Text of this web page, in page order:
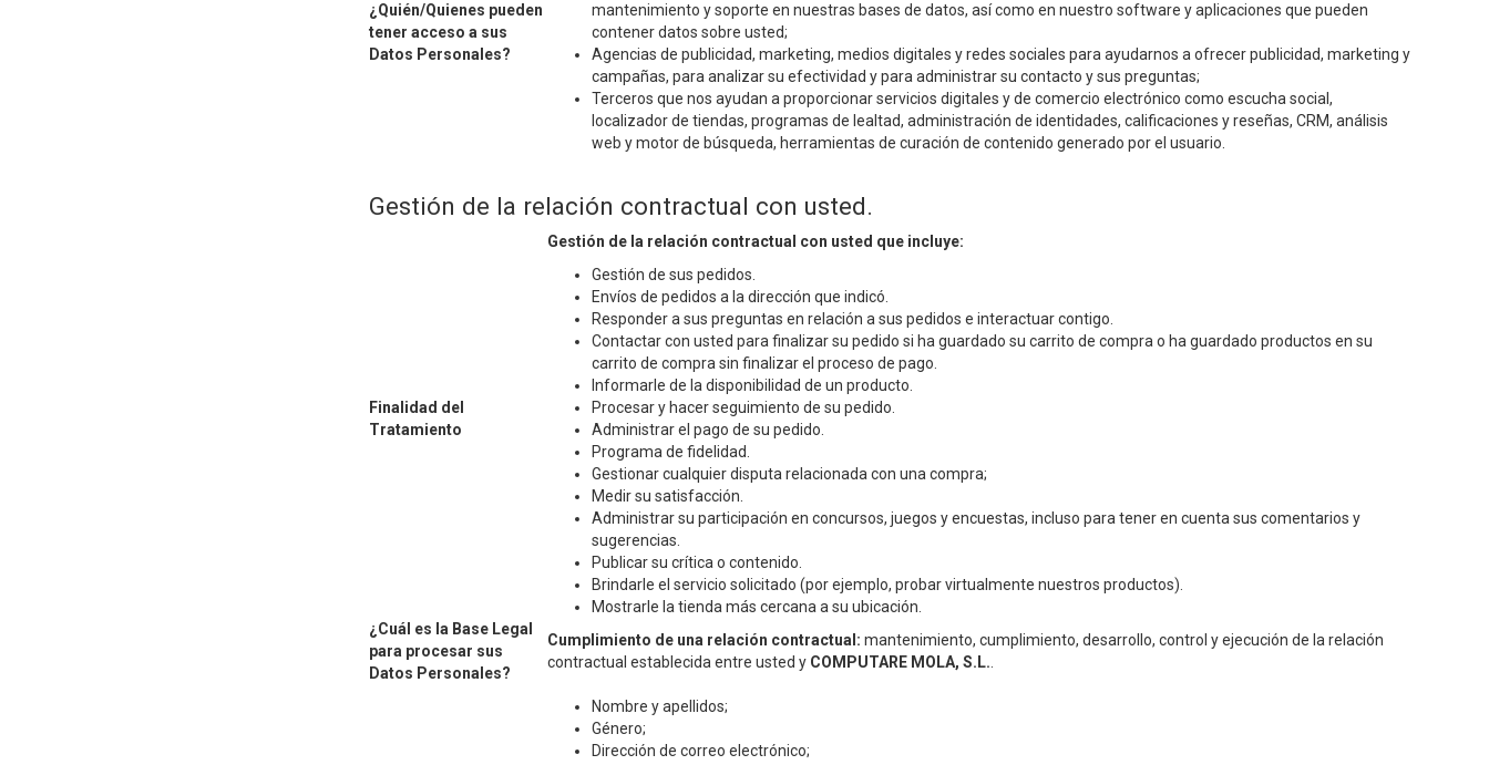
¿Quién/Quienes pueden
tener acceso a sus
Datos Personales?
mantenimiento y soporte en nuestras bases de datos, así como en nuestro software y aplicaciones que pueden
contener datos sobre usted;
Agencias de publicidad, marketing, medios digitales y redes sociales para ayudarnos a ofrecer publicidad, marketing y
campañas, para analizar su efectividad y para administrar su contacto y sus preguntas;
Terceros que nos ayudan a proporcionar servicios digitales y de comercio electrónico como escucha social,
localizador de tiendas, programas de lealtad, administración de identidades, calificaciones y reseñas, CRM, análisis
web y motor de búsqueda, herramientas de curación de contenido generado por el usuario.
Gestión de la relación contractual con usted.
Finalidad del
Tratamiento
Gestión de la relación contractual con usted que incluye:
Gestión de sus pedidos.
Envíos de pedidos a la dirección que indicó.
Responder a sus preguntas en relación a sus pedidos e interactuar contigo.
Contactar con usted para finalizar su pedido si ha guardado su carrito de compra o ha guardado productos en su
carrito de compra sin finalizar el proceso de pago.
Informarle de la disponibilidad de un producto.
Procesar y hacer seguimiento de su pedido.
Administrar el pago de su pedido.
Programa de fidelidad.
Gestionar cualquier disputa relacionada con una compra;
Medir su satisfacción.
Administrar su participación en concursos, juegos y encuestas, incluso para tener en cuenta sus comentarios y
sugerencias.
Publicar su crítica o contenido.
Brindarle el servicio solicitado (por ejemplo, probar virtualmente nuestros productos).
Mostrarle la tienda más cercana a su ubicación.
¿Cuál es la Base Legal
para procesar sus
Datos Personales?
Cumplimiento de una relación contractual: mantenimiento, cumplimiento, desarrollo, control y ejecución de la relación
contractual establecida entre usted y COMPUTARE MOLA, S.L.
Nombre y apellidos;
Género;
Dirección de correo electrónico;